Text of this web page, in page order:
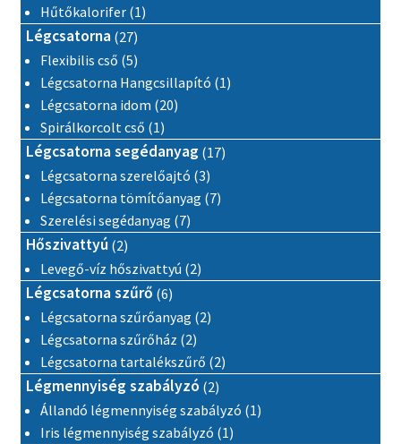
Hűtőkalorifer 11 termék
Légcsatorna 2727 termék
Flexibilis cső 55 termék
Légcsatorna Hangcsillapító 11 termék
Légcsatorna idom 2020 termék
Spirálkorcolt cső 11 termék
Légcsatorna segédanyag 1717 termék
Légcsatorna szerelőajtó 33 termék
Légcsatorna tömítőanyag 77 termék
Szerelési segédanyag 77 termék
Hőszivattyú 22 termék
Levegő-víz hőszivattyú 22 termék
Légcsatorna szűrő 66 termék
Légcsatorna szűrőanyag 22 termék
Légcsatorna szűrőház 22 termék
Légcsatorna tartalékszűrő 22 termék
Légmennyiség szabályzó 22 termék
Állandó légmennyiség szabályzó 11 termék
Iris légmennyiség szabályzó 11 termék